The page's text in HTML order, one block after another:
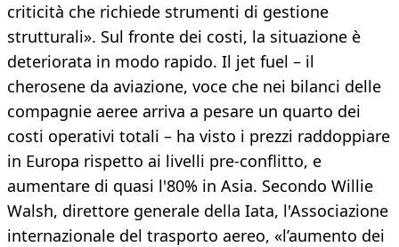
criticità che richiede strumenti di gestione
strutturali». Sul fronte dei costi, la situazione è
deteriorata in modo rapido. Il jet fuel – il
cherosene da aviazione, voce che nei bilanci delle
compagnie aeree arriva a pesare un quarto dei
costi operativi totali – ha visto i prezzi raddoppiare
in Europa rispetto ai livelli pre-conflitto, e
aumentare di quasi l'80% in Asia. Secondo Willie
Walsh, direttore generale della Iata, l'Associazione
internazionale del trasporto aereo, «l’aumento dei